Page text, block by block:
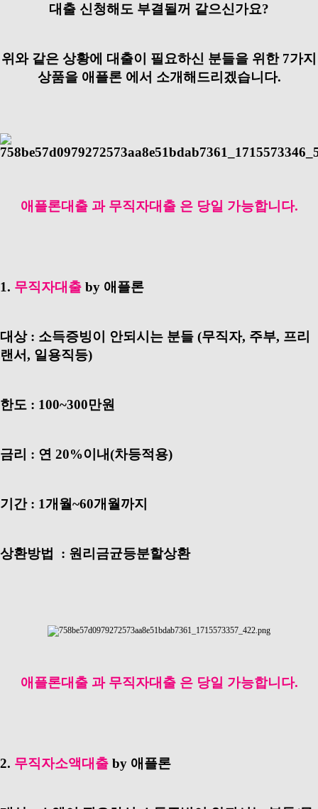
대출 신청해도 부결될꺼 같으신가요?
위와 같은 상황에 대출이 필요하신 분들을 위한 7가지
상품을 애플론 에서 소개해드리겠습니다.
애플론대출 과 무직자대출 은 당일 가능합니다.
1. 무직자대출 by 애플론
대상 : 소득증빙이 안되시는 분들 (무직자, 주부, 프리
랜서, 일용직등)
한도 : 100~300만원
금리 : 연 20%이내(차등적용)
기간 : 1개월~60개월까지
상환방법 : 원리금균등분할상환
애플론대출 과 무직자대출 은 당일 가능합니다.
2. 무직자소액대출 by 애플론